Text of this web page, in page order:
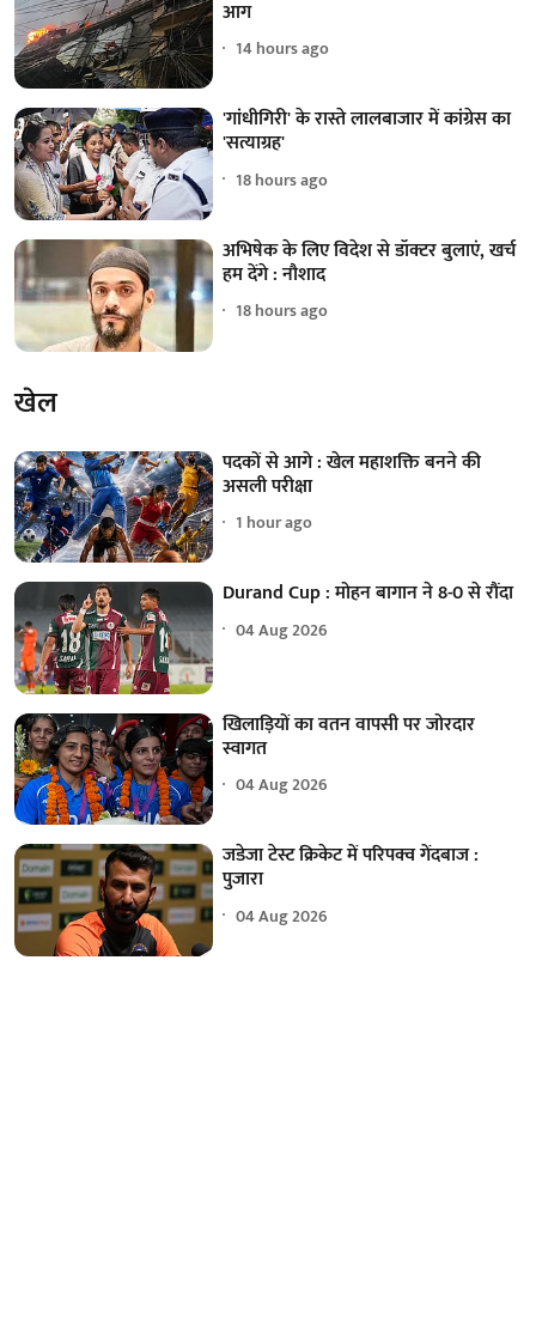
आग
14 hours ago
'गांधीगिरी' के रास्ते लालबाजार में कांग्रेस का
'सत्याग्रह'
18 hours ago
अभिषेक के लिए विदेश से डॉक्टर बुलाएं, खर्च
हम देंगे : नौशाद
18 hours ago
खेल
पदकों से आगे : खेल महाशक्ति बनने की
असली परीक्षा
1 hour ago
Durand Cup : मोहन बागान ने 8-0 से रौंदा
04 Aug 2026
खिलाड़ियों का वतन वापसी पर जोरदार
स्वागत
04 Aug 2026
जडेजा टेस्ट क्रिकेट में परिपक्व गेंदबाज :
पुजारा
04 Aug 2026